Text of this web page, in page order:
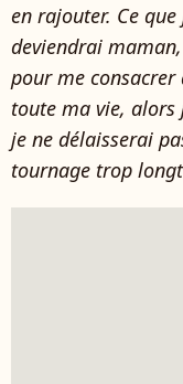
en rajouter. Ce
deviendrai
pour me
toute ma vie,
je ne délaisserai
tournage trop